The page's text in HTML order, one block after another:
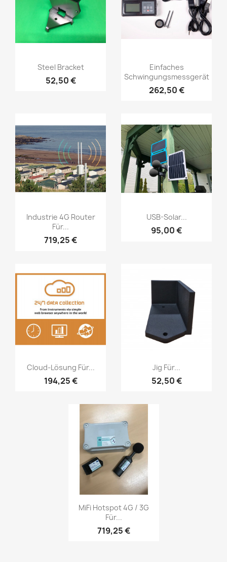
Vorschau
Steel Bracket
52,50 €
Vorschau
Einfaches
Schwingungsmessgerät
262,50 €
Vorschau
Industrie 4G Router
Für...
719,25 €
Vorschau
USB-Solar...
95,00 €
 Vorschau
Cloud-Lösung Für...
194,25 €
Vorschau
Jig Für...
52,50 €
Vorschau
MiFi Hotspot 4G / 3G
Für...
719,25 €